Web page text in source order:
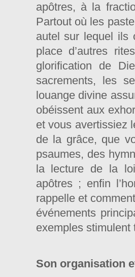
apôtres, à la
Partout où les
autel sur lequel ils
place d’autres
glorification de
sacrements, les
louange divine
obéissent aux
et vous avertissiez
de la grâce, que
psaumes, des
la lecture de la
apôtres ; enfin
rappelle et
événements
exemples
Son organisation